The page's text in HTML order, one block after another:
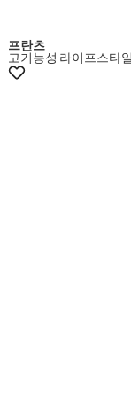
프란츠
고기능성 라이프스타일